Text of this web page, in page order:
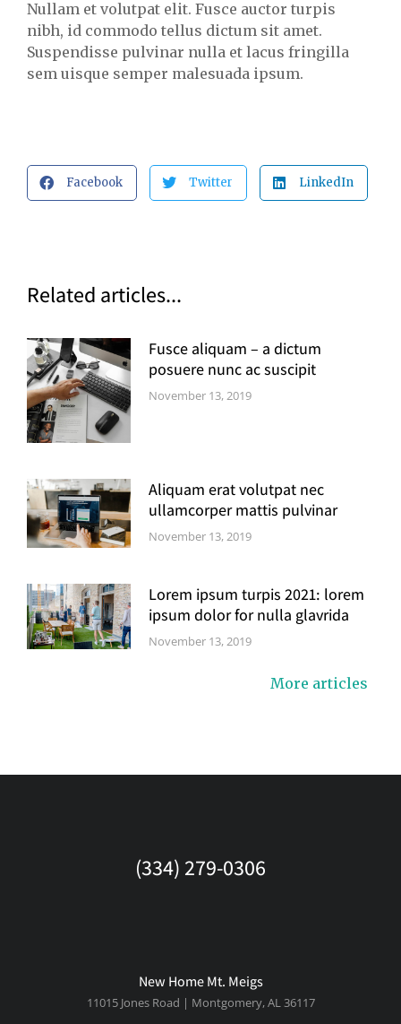
Nullam et volutpat elit. Fusce auctor turpis
nibh, id commodo tellus dictum sit amet.
Suspendisse pulvinar nulla et lacus fringilla
sem uisque semper malesuada ipsum.
Facebook Twitter LinkedIn
Related articles...
Fusce aliquam – a dictum
posuere nunc ac suscipit
November 13, 2019
Aliquam erat volutpat nec
ullamcorper mattis pulvinar
November 13, 2019
Lorem ipsum turpis 2021: lorem
ipsum dolor for nulla glavrida
November 13, 2019
More articles
(334) 279-0306
New Home Mt. Meigs
11015 Jones Road | Montgomery, AL 36117